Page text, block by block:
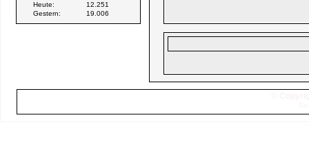
Heute:
12.251
Gestern:
19.006